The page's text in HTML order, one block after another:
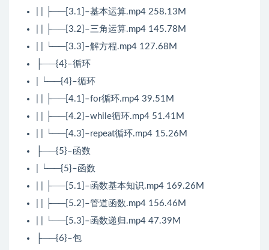
| | ├──[3.1]–基本运算.mp4 258.13M
| | ├──[3.2]–三角运算.mp4 145.78M
| | └──[3.3]–解方程.mp4 127.68M
├──{4}–循环
| └──{4}–循环
| | ├──[4.1]–for循环.mp4 39.51M
| | ├──[4.2]–while循环.mp4 51.41M
| | └──[4.3]–repeat循环.mp4 15.26M
├──{5}–函数
| └──{5}–函数
| | ├──[5.1]–函数基本知识.mp4 169.26M
| | ├──[5.2]–管道函数.mp4 156.46M
| | └──[5.3]–函数递归.mp4 47.39M
├──{6}–包